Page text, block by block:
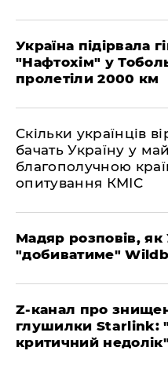
Україна підірвала
"Нафтохім" у
пролетіли 2000 км
Скільки українців
бачать Україну у
благополучною
опитування КМІС
Мадяр розповів, як
"добиватиме"
Z-канал про
глушилки Starlink:
критичний